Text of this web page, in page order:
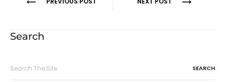
entradas
Search